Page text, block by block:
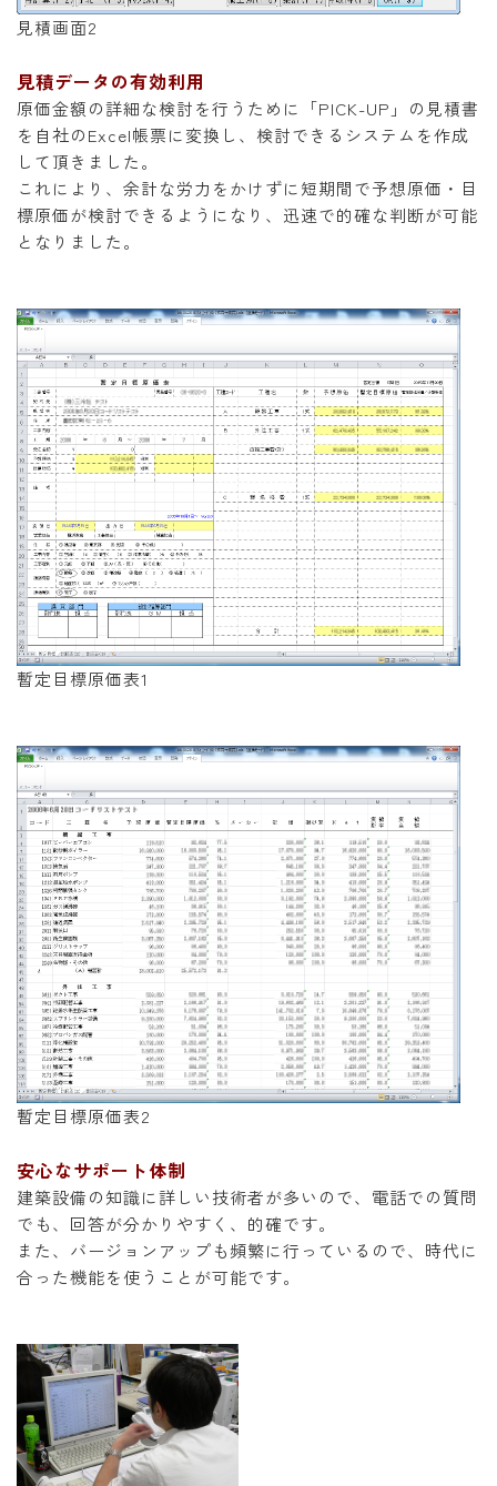
見積画面2
見積データの有効利用
原価金額の詳細な検討を行うために「PICK-UP」の見積書
を自社のExcel帳票に変換し、検討できるシステムを作成
して頂きました。
これにより、余計な労力をかけずに短期間で予想原価・目
標原価が検討できるようになり、迅速で的確な判断が可能
となりました。
暫定目標原価表1
暫定目標原価表2
安心なサポート体制
建築設備の知識に詳しい技術者が多いので、電話での質問
でも、回答が分かりやすく、的確です。
また、バージョンアップも頻繁に行っているので、時代に
合った機能を使うことが可能です。